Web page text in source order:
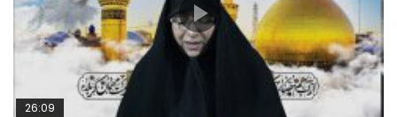
26:09